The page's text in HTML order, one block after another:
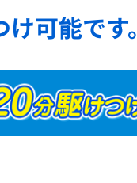
可能です。